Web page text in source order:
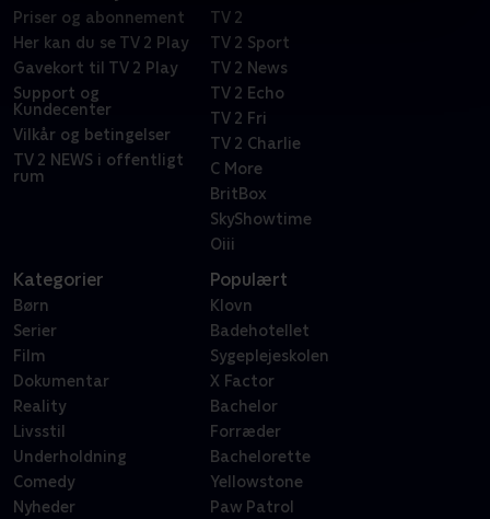
Priser og abonnement
Her kan du se TV 2 Play
Gavekort til TV 2 Play
Support og
Kundecenter
Vilkår og betingelser
TV 2 NEWS i offentligt
rum
TV 2
TV 2 Sport
TV 2 News
TV 2 Echo
TV 2 Fri
TV 2 Charlie
C More
BritBox
SkyShowtime
Oiii
Kategorier
Børn
Serier
Film
Dokumentar
Reality
Livsstil
Underholdning
Comedy
Nyheder
Populært
Klovn
Badehotellet
Sygeplejeskolen
X Factor
Bachelor
Forræder
Bachelorette
Yellowstone
Paw Patrol